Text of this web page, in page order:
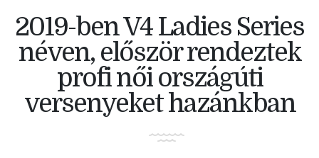
2019-ben V4 Ladies Series
néven, először rendeztek
profi női országúti
versenyeket hazánkban